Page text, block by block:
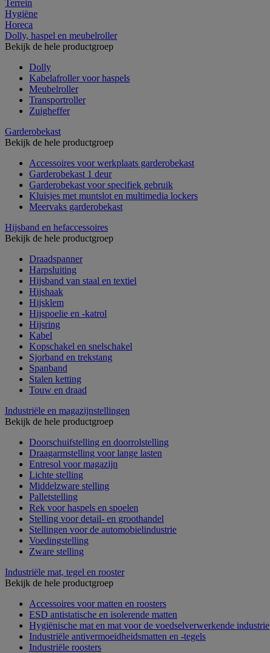
Terrein
Hygiëne
Horeca
Dolly, haspel en meubelroller
Bekijk de hele productgroep
Dolly
Kabelafroller voor haspels
Meubelroller
Transportroller
Zuigheffer
Garderobekast
Bekijk de hele productgroep
Accessoires voor werkplaats garderobekast
Garderobekast 1 deur
Garderobekast voor specifiek gebruik
Kluisjes met muntslot en multimedia lockers
Meervaks garderobekast
Hijsband en hefaccessoires
Bekijk de hele productgroep
Draadspanner
Harpsluiting
Hijsband van staal en textiel
Hijshaak
Hijsklem
Hijspoelie en -katrol
Hijsring
Kabel
Kopschakel en snelschakel
Sjorband en trekstang
Spanband
Stalen ketting
Touw en draad
Industriële en magazijnstellingen
Bekijk de hele productgroep
Doorschuifstelling en doorrolstelling
Draagarmstelling voor lange lasten
Entresol voor magazijn
Lichte stelling
Middelzware stelling
Palletstelling
Rek voor haspels en spoelen
Stelling voor detail- en groothandel
Stellingen voor de automobielindustrie
Voedingstelling
Zware stelling
Industriële mat, tegel en rooster
Bekijk de hele productgroep
Accessoires voor matten en roosters
ESD antistatische en isolerende matten
Hygiënische mat en mat voor de voedselverwerkende industrie
Industriële antivermoeidheidsmatten en -tegels
Industriële roosters